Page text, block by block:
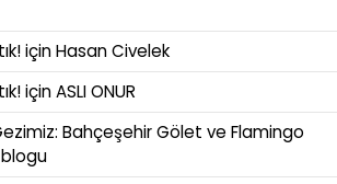
içinHasan Civelek
içinASLI ONUR
Bahçeşehir Gölet ve Flamingo